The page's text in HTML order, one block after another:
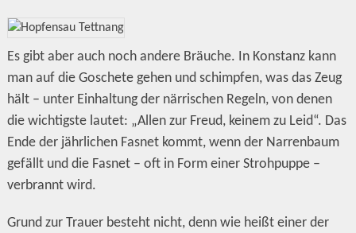
Es gibt aber auch noch andere Bräuche. In Konstanz kann
man auf die Goschete gehen und schimpfen, was das Zeug
hält – unter Einhaltung der närrischen Regeln, von denen
die wichtigste lautet: „Allen zur Freud, keinem zu Leid“. Das
Ende der jährlichen Fasnet kommt, wenn der Narrenbaum
gefällt und die Fasnet – oft in Form einer Strohpuppe –
verbrannt wird.
Grund zur Trauer besteht nicht, denn wie heißt einer der